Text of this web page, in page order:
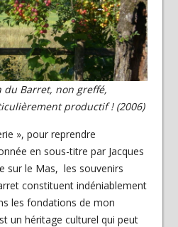
du Barret, non greffé,
productif ! (2006)
», pour reprendre
en sous-titre par Jacques
sur le Mas, les souvenirs
constituent indéniablement
les fondations de mon
un héritage culturel qui peut